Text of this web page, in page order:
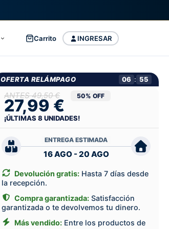
INGRESAR
Carrito
OFERTA RELÁMPAGO 06 : 54
49,50 €
27,99 € 50% OFF
¡ÚLTIMAS8UNIDADES!
ENTREGA ESTIMADA
16 AGO - 20 AGO
Devolución gratis: Hasta 7 días desde
la recepción.
Compra garantizada: Satisfacción
garantizada o te devolvemos tu dinero.
Más vendido: Entre los productos de